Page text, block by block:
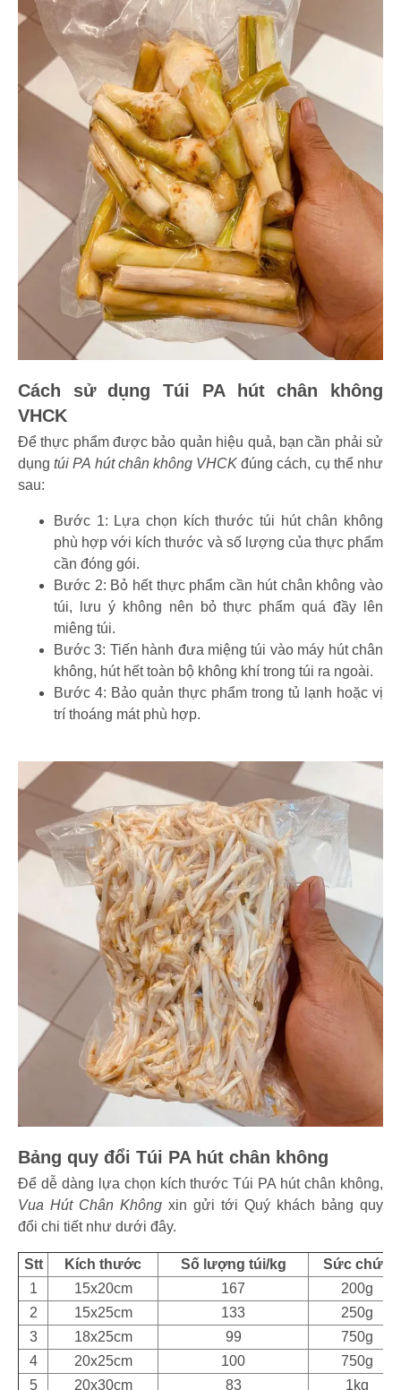
Cách sử dụng Túi PA hút chân không
VHCK
Để thực phẩm được bảo quản hiệu quả, bạn cần phải sử
dụngtúi PA hút chân không VHCK đúng cách, cụ thể như
sau:
Bước 1: Lựa chọn kích thước túi hút chân không
phù hợp với kích thước và số lượng của thực phẩm
cần đóng gói.
Bước 2: Bỏ hết thực phẩm cần hút chân không vào
túi, lưu ý không nên bỏ thực phẩm quá đầy lên
miêng túi.
Bước 3: Tiến hành đưa miệng túi vào máy hút chân
không, hút hết toàn bộ không khí trong túi ra ngoài.
Bước 4: Bảo quản thực phẩm trong tủ lạnh hoặc vị
trí thoáng mát phù hợp.
Bảng quy đổi Túi PA hút chân không
Để dễ dàng lựa chọn kích thước Túi PA hút chân không,
Vua Hút Chân Không xin gửi tới Quý khách bảng quy
đổi chi tiết như dưới đây.
Stt Kích thước Số lượng túi/kg
Sức chứa
1
15x20cm 167
200g
2
15x25cm 133
250g
3
18x25cm 99
750g
4
20x25cm 100
750g
5
20x30cm 83 1kg